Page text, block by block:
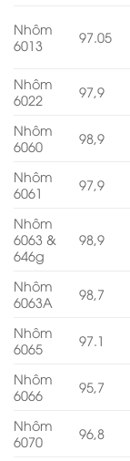
Nhôm
6013
97.05
Nhôm
6022
97,9
Nhôm
6060
98,9
Nhôm
6061
97,9
Nhôm
6063 &
646g
98,9
Nhôm
6063A
98,7
Nhôm
6065
97.1
Nhôm
6066
95,7
Nhôm
6070
96,8